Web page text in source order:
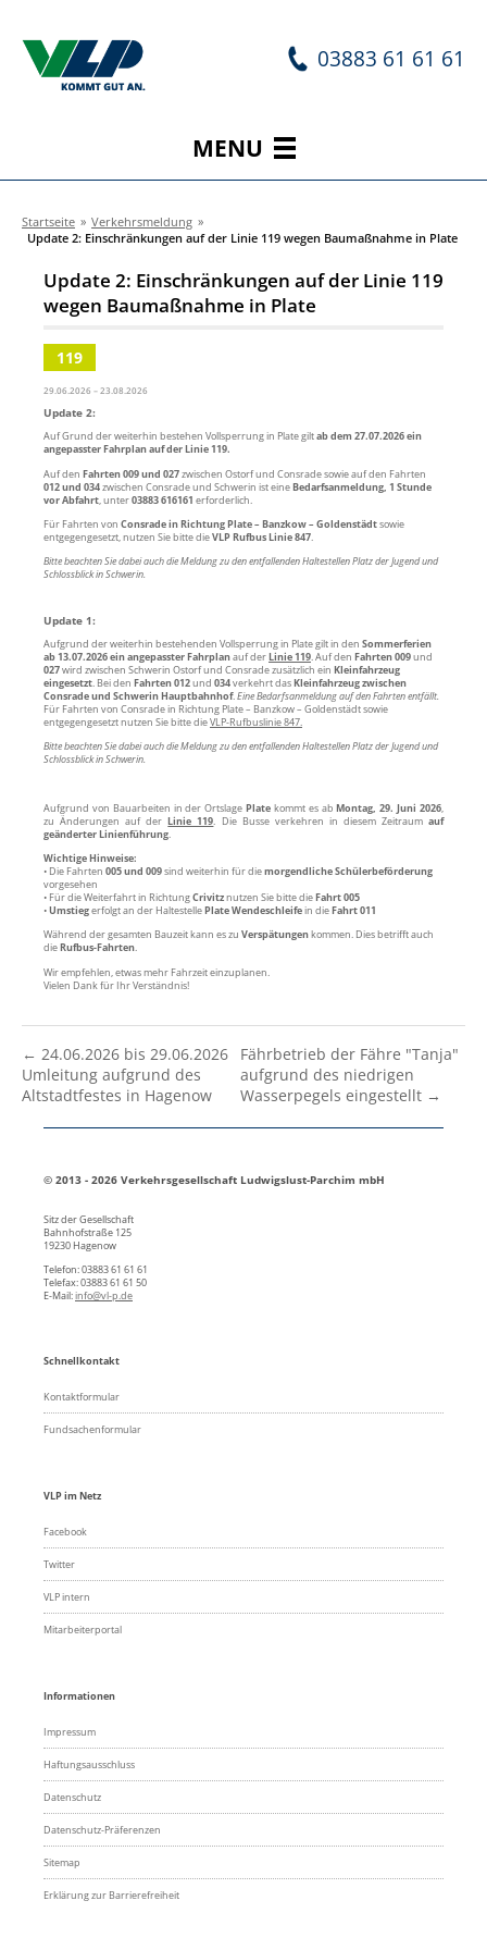
03883 61 61 61
MENU
Startseite » Verkehrsmeldung »
Update 2: Einschränkungen auf der Linie 119 wegen Baumaßnahme in Plate
Update 2: Einschränkungen auf der Linie 119
wegen Baumaßnahme in Plate
119
29.06.2026 – 23.08.2026
Update 2:
Auf Grund der weiterhin bestehen Vollsperrung in Plate giltab dem 27.07.2026 ein
angepasster Fahrplan auf der Linie 119.
Auf den Fahrten 009 und 027zwischen Ostorf und Consrade sowie auf den Fahrten
012 und 034zwischen Consrade und Schwerin ist eineBedarfsanmeldung, 1 Stunde
vor Abfahrt, unter03883 616161 erforderlich.
Für Fahrten von Consrade in Richtung Plate – Banzkow – Goldenstädtsowie
entgegengesetzt, nutzen Sie bitte dieVLP Rufbus Linie 847.
Bitte beachten Sie dabei auch die Meldung zu den entfallenden Haltestellen Platz der Jugend und
Schlossblick in Schwerin.
Update 1:
Aufgrund der weiterhin bestehenden Vollsperrung in Plate gilt in den Sommerferien
ab 13.07.2026 ein angepasster Fahrplanauf derLinie 119. Auf den Fahrten 009und
027wird zwischen Schwerin Ostorf und Consrade zusätzlich ein Kleinfahrzeug
eingesetzt. Bei den Fahrten 012und 034verkehrt dasKleinfahrzeug zwischen
Consrade und Schwerin Hauptbahnhof.Eine Bedarfsanmeldung auf den Fahrten entfällt.
Für Fahrten von Consrade in Richtung Plate – Banzkow – Goldenstädt sowie
entgegengesetzt nutzen Sie bitte dieVLP-Rufbuslinie 847.
Bitte beachten Sie dabei auch die Meldung zu den entfallenden Haltestellen Platz der Jugend und
Schlossblick in Schwerin.
Aufgrund von Bauarbeiten in der OrtslagePlate kommt es abMontag, 29. Juni 2026,
zu Änderungen auf derLinie 119. Die Busse verkehren in diesem Zeitraumauf
geänderter Linienführung.
Wichtige Hinweise:
• Die Fahrten 005 und 009sind weiterhin für diemorgendliche Schülerbeförderung
vorgesehen
• Für die Weiterfahrt in RichtungCrivitznutzen Sie bitte dieFahrt 005
•Umstiegerfolgt an der HaltestellePlate Wendeschleifein dieFahrt 011
Während der gesamten Bauzeit kann es zu Verspätungenkommen. Dies betrifft auch
dieRufbus-Fahrten.
Wir empfehlen, etwas mehr Fahrzeit einzuplanen.
Vielen Dank für Ihr Verständnis!
← 24.06.2026 bis 29.06.2026
Umleitung aufgrund des
Altstadtfestes in Hagenow
Fährbetrieb der Fähre "Tanja"
aufgrund des niedrigen
Wasserpegels eingestellt →
© 2013 - 2026 Verkehrsgesellschaft Ludwigslust-Parchim mbH
Sitz der Gesellschaft
Bahnhofstraße 125
19230 Hagenow
Telefon: 03883 61 61 61
Telefax: 03883 61 61 50
E-Mail:info@vl-p.de
Schnellkontakt
Kontaktformular
Fundsachenformular
VLP im Netz
Facebook
Twitter
VLP intern
Mitarbeiterportal
Informationen
Impressum
Haftungsausschluss
Datenschutz
Datenschutz-Präferenzen
Sitemap
Erklärung zur Barrierefreiheit